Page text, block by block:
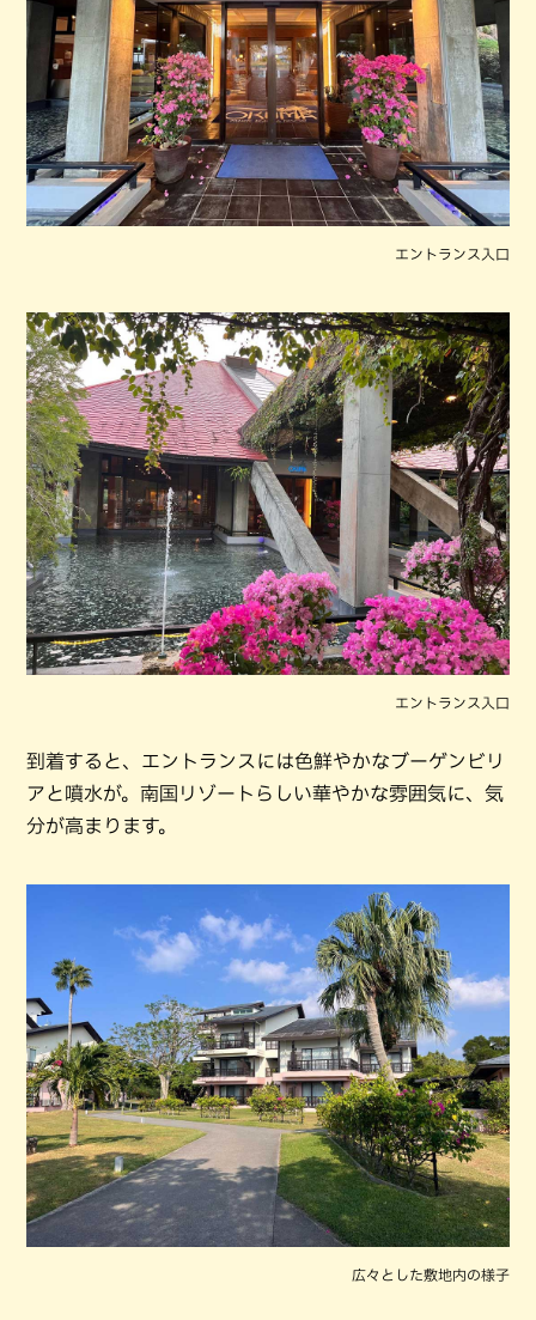
エントランス入口
エントランス入口
到着すると、エントランスには色鮮やかなブーゲンビリ
アと噴水が。南国リゾートらしい華やかな雰囲気に、気
分が高まります。
広々とした敷地内の様子